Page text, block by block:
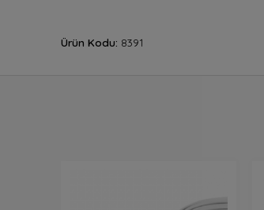
Ürün Kodu: 8391